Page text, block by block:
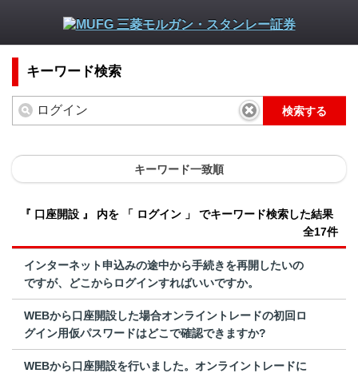
キーワード検索
検索する
キーワード一致順
『 口座開設 』 内を 「 ログイン 」 でキーワード検索した結果
全17件
インターネット申込みの途中から手続きを再開したいの
ですが、どこからログインすればいいですか。
WEBから口座開設した場合オンライントレードの初回ロ
グイン用仮パスワードはどこで確認できますか?
WEBから口座開設を行いました。オンライントレードに